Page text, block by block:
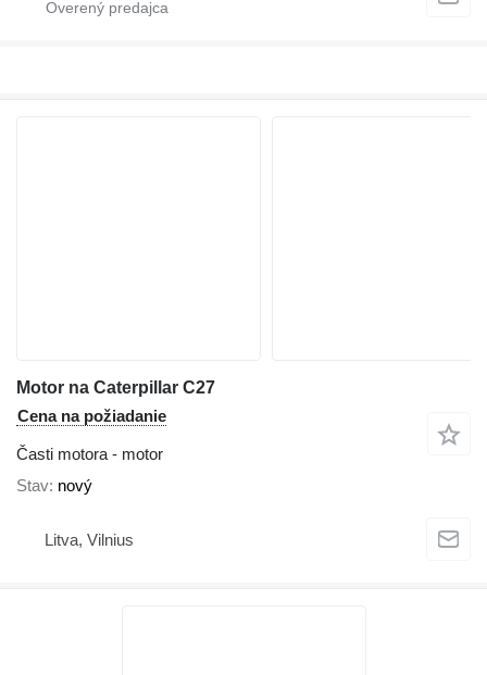
Motor na Caterpillar C27
Cena na požiadanie
Časti motora - motor
Stav nový
Litva, Vilnius